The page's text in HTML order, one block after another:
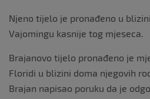
Njeno tijelo je pronađeno u
Vajomingu kasnije tog mjeseca.
Brajanovo tijelo pronađeno je
Floridi u blizini doma njegovih
Brajan napisao poruku da je